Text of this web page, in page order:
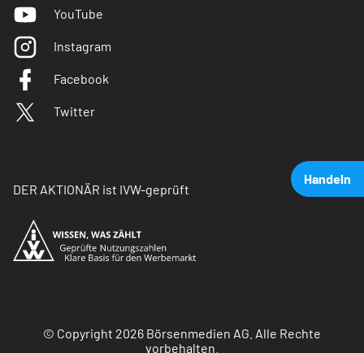
Handeln
YouTube
Instagram
Facebook
Twitter
DER AKTIONÄR ist IVW-geprüft
© Copyright 2026 Börsenmedien AG. Alle Rechte
vorbehalten.